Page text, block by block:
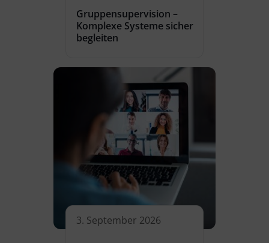
Gruppensupervision –
Komplexe Systeme sicher
begleiten
3. September 2026